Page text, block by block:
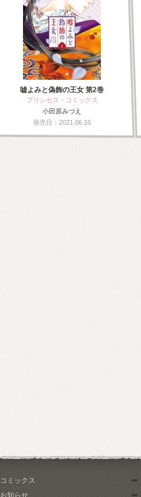
嘘よみと偽飾の王女 第2巻
プリンセス・コミックス
小田原みづえ
発売日：2021.06.16
コミックス
お知らせ